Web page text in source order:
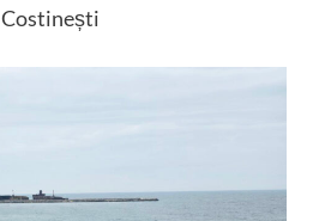
Costinești